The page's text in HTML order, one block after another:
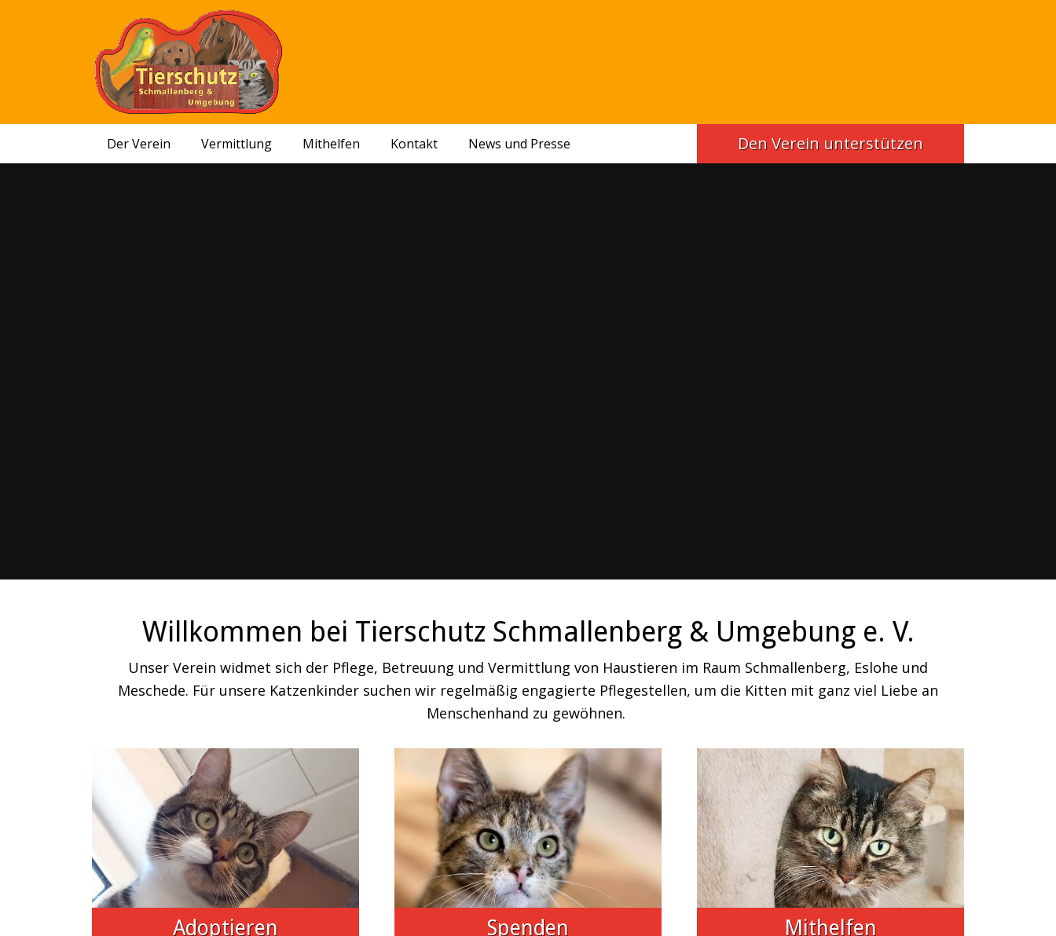
Der Verein Vermittlung Mithelfen Kontakt News und Presse Den Verein unterstützen
Willkommen bei Tierschutz Schmallenberg & Umgebung e. V.
Unser Verein widmet sich der Pflege, Betreuung und Vermittlung von Haustieren im Raum Schmallenberg, Eslohe und
Meschede. Für unsere Katzenkinder suchen wir regelmäßig engagierte Pflegestellen, um die Kitten mit ganz viel Liebe an
Menschenhand zu gewöhnen.
Adoptieren Spenden Mithelfen